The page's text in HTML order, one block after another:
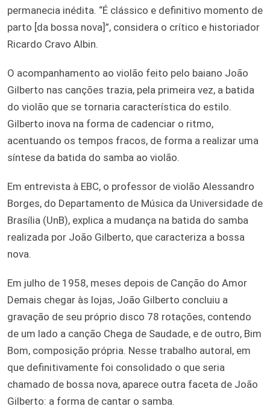
permanecia inédita. “É clássico e definitivo momento de
parto [da bossa nova]”, considera o crítico e historiador
Ricardo Cravo Albin.
O acompanhamento ao violão feito pelo baiano João
Gilberto nas canções trazia, pela primeira vez, a batida
do violão que se tornaria característica do estilo.
Gilberto inova na forma de cadenciar o ritmo,
acentuando os tempos fracos, de forma a realizar uma
síntese da batida do samba ao violão.
Em entrevista à EBC, o professor de violão Alessandro
Borges, do Departamento de Música da Universidade de
Brasília (UnB), explica a mudança na batida do samba
realizada por João Gilberto, que caracteriza a bossa
nova.
Em julho de 1958, meses depois de Canção do Amor
Demais chegar às lojas, João Gilberto concluiu a
gravação de seu próprio disco 78 rotações, contendo
de um lado a canção Chega de Saudade, e de outro, Bim
Bom, composição própria. Nesse trabalho autoral, em
que definitivamente foi consolidado o que seria
chamado de bossa nova, aparece outra faceta de João
Gilberto: a forma de cantar o samba.